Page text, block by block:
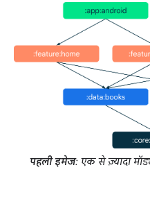
पहली इमेज: एक से ज़्यादा